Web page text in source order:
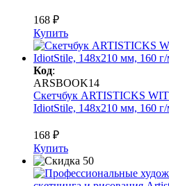
168 ₽
Купить
Код:
ARSBOOK14
Скетчбук ARTISTICKS
IdiotStile, 148х210 мм, 160
168 ₽
Купить